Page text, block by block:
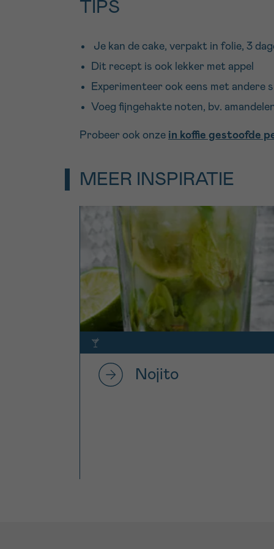
TIPS
Je kan de cake, verpakt in folie, 3
Dit recept is ook lekker met appel
Experimenteer ook eens met andere
Voeg fijngehakte noten, bv.
Probeer ook onze in koffie gestoofde
MEER INSPIRATIE
Nojito